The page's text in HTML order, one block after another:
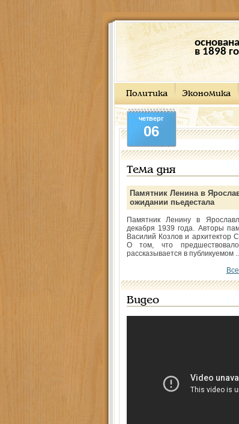
основана
в 1898
Политика Экономика
четверг
06
Тема дня
Памятник Ленина в
ожидании пьедестала
Памятник Ленину в
декабря 1939 года. Авторы
Василий Козлов и архитектор
О том, что
рассказывается в публикуемом
Видео